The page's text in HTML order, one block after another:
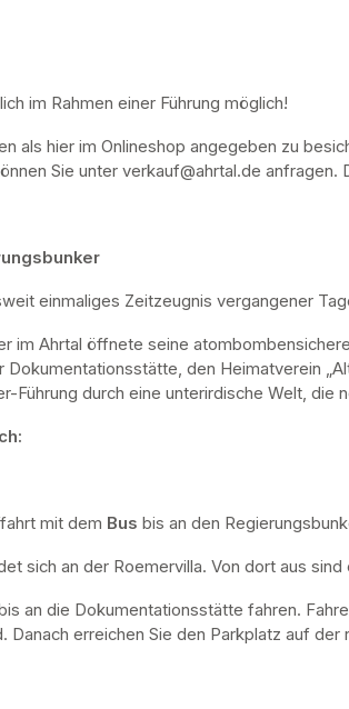
im Rahmen einer Führung möglich!
als hier im Onlineshop angegeben zu
Sie unter verkauf@ahrtal.de anfragen.
einmaliges Zeitzeugnis vergangener
im Ahrtal öffnete seine
Dokumentationsstätte, den Heimatverein
Führung durch eine unterirdische Welt,
mit dem Bus bis an den
sich an der Roemervilla. Von dort aus
an die Dokumentationsstätte fahren.
Danach erreichen Sie den Parkplatz auf der